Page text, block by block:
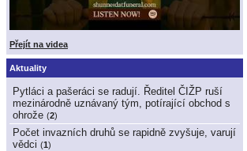
Přejít na videa
Aktuality
Pytláci a pašeráci se radují. Ředitel ČIŽP ruší
mezinárodně uznávaný tým, potírající obchod s
ohrože (2)
Počet invazních druhů se rapidně zvyšuje, varují
vědci (1)